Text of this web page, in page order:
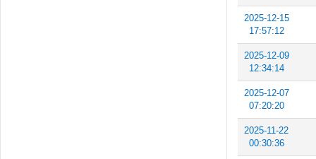
2025-12-15
17:57:12
2025-12-09
12:34:14
2025-12-07
07:20:20
2025-11-22
00:30:36